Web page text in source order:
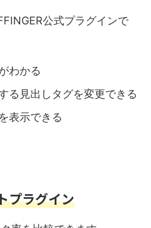
公式プラグインで
わかる
る見出しタグを変更できる
表示できる
プラグイン